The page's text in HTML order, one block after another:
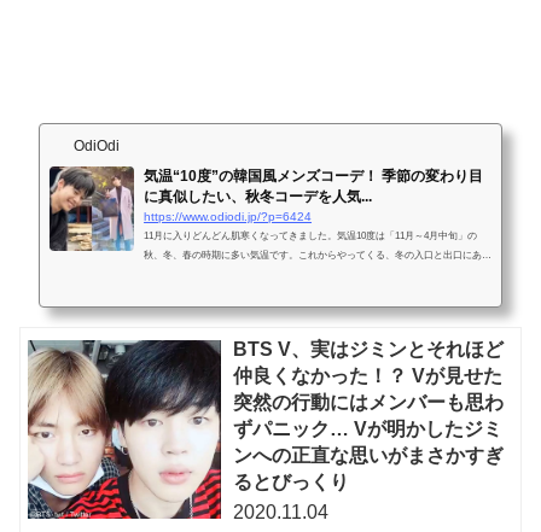
OdiOdi
気温“10度”の韓国風メンズコーデ！ 季節の変わり目
に真似したい、秋冬コーデを人気...
https://www.odiodi.jp/?p=6424
11月に入りどんどん肌寒くなってきました。気温10度は「11月～4月中旬」の
秋、冬、春の時期に多い気温です。これからやってくる、冬の入口と出口にあた
BTS V、実はジミンとそれほど
仲良くなかった！？ Vが見せた
突然の行動にはメンバーも思わ
ずパニック… Vが明かしたジミ
ンへの正直な思いがまさかすぎ
るとびっくり
2020.11.04